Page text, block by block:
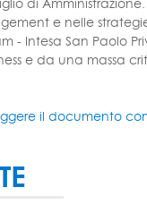
di
e nelle
- Intesa San Paolo
e da una massa
il documento